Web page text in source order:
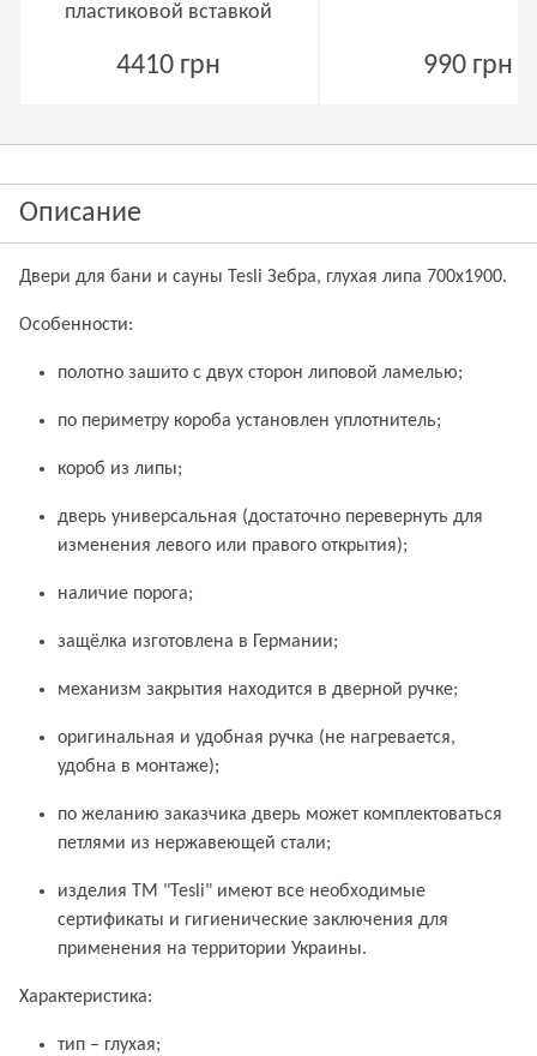
пластиковой вставкой
4410 грн 990 грн
Описание
Двери для бани и сауны Tesli Зебра, глухая липа 700х1900.
Особенности:
полотно зашито с двух сторон липовой ламелью;
по периметру короба установлен уплотнитель;
короб из липы;
дверь универсальная (достаточно перевернуть для
изменения левого или правого открытия);
наличие порога;
защёлка изготовлена в Германии;
механизм закрытия находится в дверной ручке;
оригинальная и удобная ручка (не нагревается,
удобна в монтаже);
по желанию заказчика дверь может комплектоваться
петлями из нержавеющей стали;
изделия ТМ "Tesli" имеют все необходимые
сертификаты и гигиенические заключения для
применения на территории Украины.
Характеристика:
тип – глухая;